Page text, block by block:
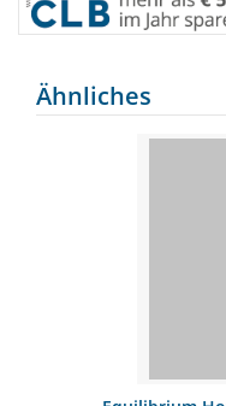
Ähnliches